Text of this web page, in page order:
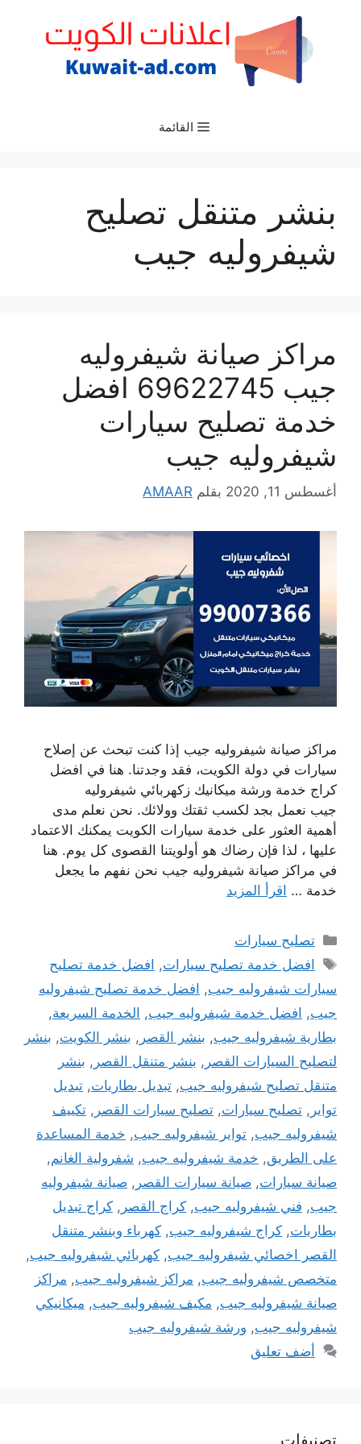
القائمة
بنشر متنقل تصليح
شيفروليه جيب
مراكز صيانة شيفروليه
جيب 69622745 افضل
خدمة تصليح سيارات
شيفروليه جيب
أغسطس 11, 2020 بقلم AMAAR
مراكز صيانة شيفروليه جيب إذا كنت تبحث عن إصلاح
سيارات في دولة الكويت، فقد وجدتنا. هنا في افضل
كراج خدمة ورشة ميكانيك زكهربائي شيفروليه
جيب نعمل بجد لكسب ثقتك وولائك. نحن نعلم مدى
أهمية العثور على خدمة سيارات الكويت يمكنك الاعتماد
عليها ، لذا فإن رضاك ​​هو أولويتنا القصوى كل يوم. هنا
في مراكز صيانة شيفروليه جيب نحن نفهم ما يجعل
خدمة … اقرأ المزيد
التصنيفات
تصليح سيارات
الوسوم
افضل خدمة تصليح سيارات, افضل خدمة تصليح
سيارات شيفروليه جيب, افضل خدمة تصليح شيفروليه
جيب, افضل خدمة شيفروليه جيب, الخدمة السريعة,
بطارية شيفروليه جيب, بنشر القصر , بنشر الكويت, بنشر
لتصليح السيارات القصر , بنشر متنقل القصر , بنشر
متنقل تصليح شيفروليه جيب, تبديل بطاريات, تبديل
تواير , تصليح سيارات, تصليح سيارات القصر , تكييف
شيفروليه جيب, تواير شيفروليه جيب, خدمة المساعدة
على الطريق, خدمة شيفروليه جيب, شفرولية الغانم,
صيانة سيارات, صيانة سيارات القصر , صيانة شيفروليه
جيب, فني شيفروليه جيب, كراج القصر , كراج تبديل
بطاريات, كراج شيفروليه جيب, كهرباء وبنشر متنقل
القصر اخصائي شيفروليه جيب, كهربائي شيفروليه جيب,
متخصص شيفروليه جيب, مراكز شيفروليه جيب, مراكز
صيانة شيفروليه جيب, مكيف شيفروليه جيب, ميكانيكي
شيفروليه جيب, ورشة شيفروليه جيب
أضف تعليق
تصنيفات